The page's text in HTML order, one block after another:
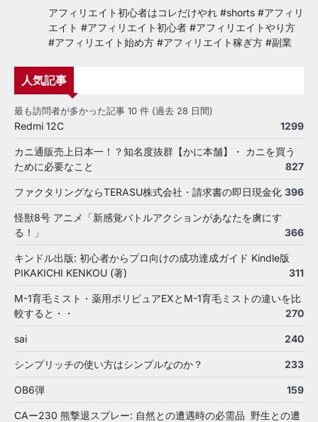
アフィリエイト初心者はコレだけやれ #shorts #アフィリ
エイト #アフィリエイト初心者 #アフィリエイトやり方
#アフィリエイト始め方 #アフィリエイト稼ぎ方 #副業
人気記事
最も訪問者が多かった記事 10 件 (過去 28 日間)
Redmi 12C 1299
カニ通販売上日本一！？知名度抜群【かに本舗】・ カニを買う
ために必要なこと
827
ファクタリングならTERASU株式会社・請求書の即日現金化 396
怪獣8号 アニメ「新感覚バトルアクションがあなたを虜にす
る！」
366
キンドル出版: 初心者からプロ向けの成功達成ガイド Kindle版
PIKAKICHI KENKOU (著)
311
M-1育毛ミスト・薬用ポリピュアEXとM-1育毛ミストの違いを比
較すると・・
270
sai 240
シンプリッチの使い方はシンプルなのか？ 233
OB6弾 159
CAー230 熊撃退スプレー: 自然との遭遇時の必需品 野生との遭